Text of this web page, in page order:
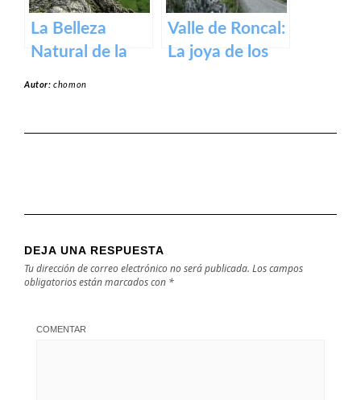
La Belleza
Natural de la
Valle de Roncal:
La joya de los
Autor:chomon
DEJA UNA RESPUESTA
Tu dirección de correo electrónico no será publicada. Los campos
obligatorios están marcados con *
COMENTAR